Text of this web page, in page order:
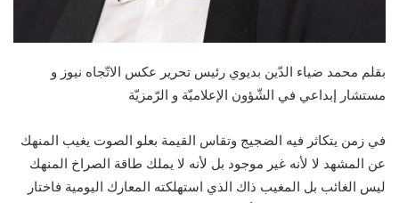
بقلم محمد ضياء الدّين بديوي رئيس تحرير عكس الاتّجاه نيوز و
مستشار إبداعي في الشّؤون الإعلاميّة و الرّمزيّة
في زمن يتكاثر فيه الضجيج وتقاس القيمة بعلو الصوت يغيب المنهك
عن المشهد لا لأنه غير موجود بل لأنه لا يملك طاقة الصراخ المنهك
ليس الغائب بل المغيب ذاك الذي استهلكته المعارك اليومية فاختار